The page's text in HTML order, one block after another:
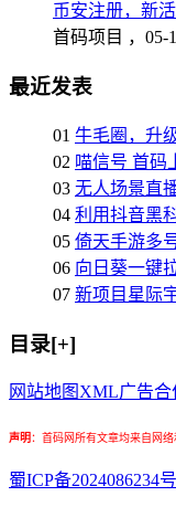
币安注册，新
首码项目 ， 05-
最近发表
01 牛毛圈，升
02 喵信号 首码
03 无人场景直
04 利用抖音黑
05 倚天手游多
06 向日葵一键
07 新项目星际
目录[+]
网站地图 XML广告合
声明： 首码网所有文章均来自网
蜀ICP备2024086234号